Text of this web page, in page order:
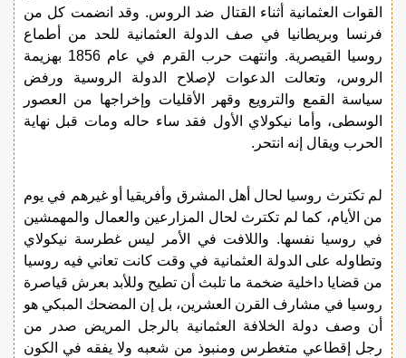
القوات العثمانية أثناء القتال ضد الروس. وقد انضمت كل من
فرنسا وبريطانيا في صف الدولة العثمانية للحد من أطماع
روسيا القيصرية. وانتهت حرب القرم في عام 1856 بهزيمة
الروس، وتعالت الدعوات لإصلاح الدولة الروسية ورفض
سياسة القمع والترويع وقهر الأقليات وإخراجها من العصور
الوسطى، وأما نيكولاي الأول فقد ساء حاله ومات قبل نهاية
الحرب ويقال إنه انتحر.
لم تكترث روسيا لحال أهل المشرق وأفريقيا أو غيرهم في يوم
من الأيام، كما لم تكترث لحال المزارعين والعمال والمهمشين
في روسيا نفسها. واللافت في الأمر ليس غطرسة نيكولاي
وتطاوله على الدولة العثمانية في وقت كانت تعاني فيه روسيا
من قضايا داخلية ضخمة ما تلبث أن تطيح وللأبد بعرش قياصرة
روسيا في مشارف القرن العشرين، بل إن المضحك المبكي هو
أن وصف دولة الخلافة العثمانية بالرجل المريض صدر من
رجل إقطاعي متغطرس ومنبوذ من شعبه ولا يفقه في الكون